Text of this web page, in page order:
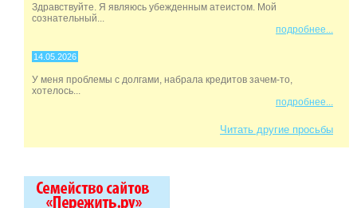
Здравствуйте. Я являюсь убежденным атеистом. Мой
сознательный...
подробнее...
14.05.2026
У меня проблемы с долгами, набрала кредитов зачем-то,
хотелось...
подробнее...
Читать другие просьбы